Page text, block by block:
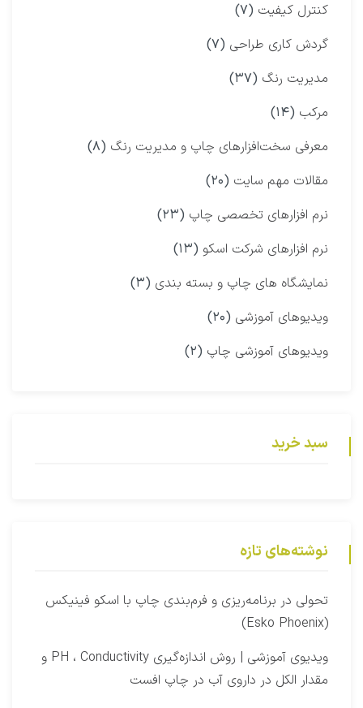
کنترل کیفیت (۷)
گردش کاری طراحی (۷)
مدیریت رنگ (۳۷)
مرکب (۱۴)
معرفی سخت‌افزارهای چاپ و مدیریت رنگ (۸)
مقالات مهم سایت (۲۰)
نرم افزارهای تخصصی چاپ (۲۳)
نرم افزارهای شرکت اسکو (۱۳)
نمایشگاه‌ های چاپ و بسته بندی (۳)
ویدیوهای آموزشی (۲۰)
ویدیوهای آموزشی چاپ (۲)
سبد خرید
نوشته‌های تازه
‫تحولی در برنامه‌ریزی و فرم‌بندی چاپ با اسکو فینیکس
(Esko Phoenix)
ویدیوی آموزشی | روش اندازه‌گیری PH ، Conductivity و
مقدار الکل در داروی آب در چاپ افست​